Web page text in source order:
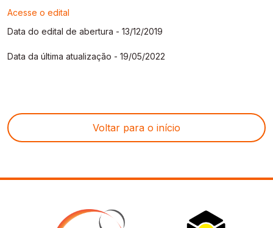
Acesse o edital
Data do edital de abertura - 13/12/2019
Data da última atualização - 19/05/2022
Voltar para o início